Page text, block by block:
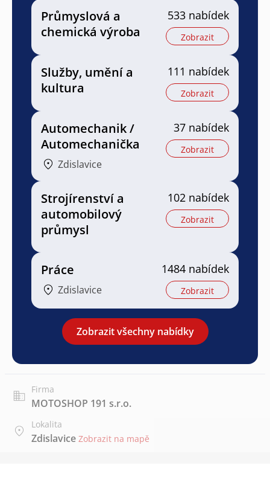
Průmyslová a
chemická výroba
533 nabídek
Zobrazit
Služby, umění a
kultura
111 nabídek
Zobrazit
Automechanik /
Automechanička
Zdislavice
37 nabídek
Zobrazit
Strojírenství a
automobilový
průmysl
102 nabídek
Zobrazit
Práce
Zdislavice
1484 nabídek
Zobrazit
Zobrazit všechny nabídky
Firma
MOTOSHOP 191 s.r.o.
Lokalita
Zdislavice Zobrazit na mapě